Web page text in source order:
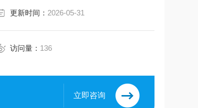
更新时间： 2026-05-31
访问量： 136
立即咨询